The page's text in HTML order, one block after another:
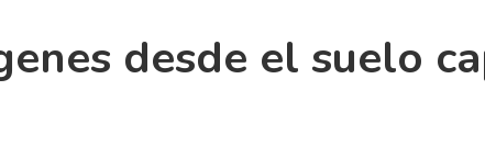
desde el suelo